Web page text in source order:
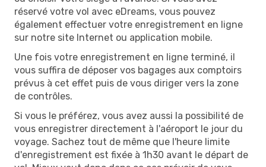
réservé votre vol avec eDreams, vous pouvez
également effectuer votre enregistrement en ligne
sur notre site Internet ou application mobile.
Une fois votre enregistrement en ligne terminé, il
vous suffira de déposer vos bagages aux comptoirs
prévus à cet effet puis de vous diriger vers la zone
de contrôles.
Si vous le préférez, vous avez aussi la possibilité de
vous enregistrer directement à l'aéroport le jour du
voyage. Sachez tout de même que l'heure limite
d'enregistrement est fixée à 1h30 avant le départ de